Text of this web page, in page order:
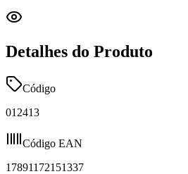
Detalhes do Produto
Código
012413
Código EAN
17891172151337